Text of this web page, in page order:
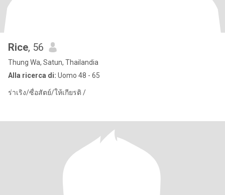
Rice, 56
Thung Wa, Satun, Thailandia
Alla ricerca di: Uomo 48 - 65
ร่าเริง/ซื่อสัตย์/ให้เกียรติ /